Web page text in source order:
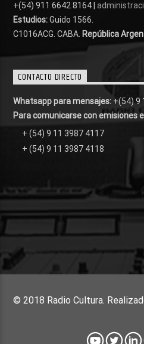
+(54) 911 6642 8164 |
Estudios:Guido 1566.
C1016ACG. CABA. República
CONTACTO DIRECTO
Whatsapp para mensajes: +(54) 9
Para comunicarse con emisiones
+ (54) 9 11 3987 4117
+ (54) 9 11 3987 4118
© 2018 Radio Cultura.